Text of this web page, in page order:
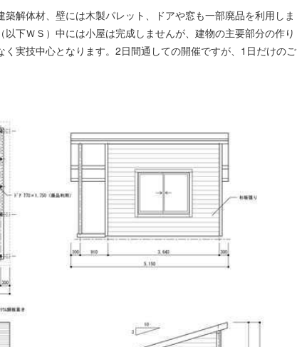
解体材、壁には木製パレット、ドアや窓も一部廃品を利用しま
下ＷＳ）中には小屋は完成しませんが、建物の主要部分の作り
実技中心となります。2日間通しての開催ですが、1日だけのご